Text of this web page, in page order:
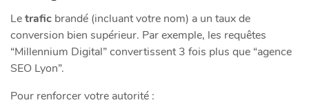
Letrafic brandé (incluant votre nom) a un taux de
conversion bien supérieur. Par exemple, les requêtes
“Millennium Digital” convertissent 3 fois plus que “agence
SEO Lyon”.
Pour renforcer votre autorité :